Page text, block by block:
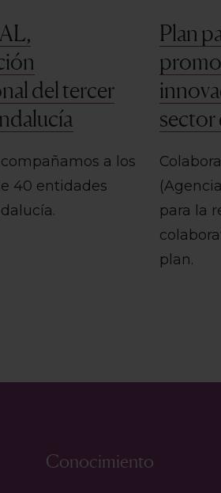
del tercer
a los
40 entidades
Plan
sector
para la
plan.
Conocimiento